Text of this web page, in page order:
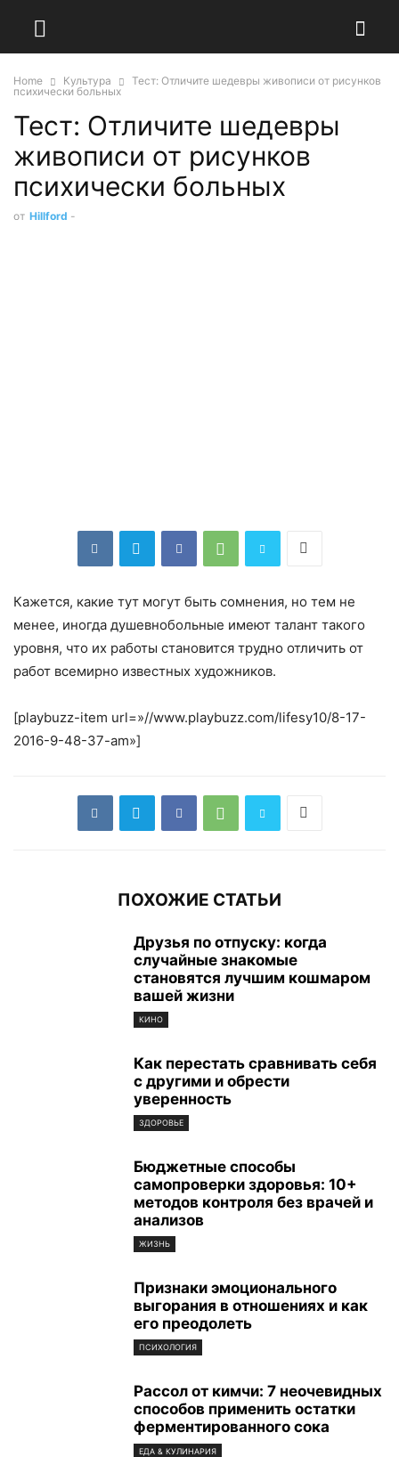
Home Культура
Тест: Отличите шедевры живописи от рисунков
психически больных
Тест: Отличите шедевры
живописи от рисунков
психически больных
от Hillford -
Кажется, какие тут могут быть сомнения, но тем не
менее, иногда душевнобольные имеют талант такого
уровня, что их работы становится трудно отличить от
работ всемирно известных художников.
[playbuzz-item url=»//www.playbuzz.com/lifesy10/8-17-
2016-9-48-37-am»]
ПОХОЖИЕ СТАТЬИ
Друзья по отпуску: когда
случайные знакомые
становятся лучшим кошмаром
вашей жизни
КИНО
Как перестать сравнивать себя
с другими и обрести
уверенность
ЗДОРОВЬЕ
Бюджетные способы
самопроверки здоровья: 10+
методов контроля без врачей и
анализов
ЖИЗНЬ
Признаки эмоционального
выгорания в отношениях и как
его преодолеть
ПСИХОЛОГИЯ
Рассол от кимчи: 7 неочевидных
способов применить остатки
ферментированного сока
ЕДА & КУЛИНАРИЯ